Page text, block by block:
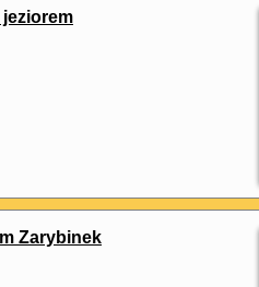
jeziorem
Zarybinek